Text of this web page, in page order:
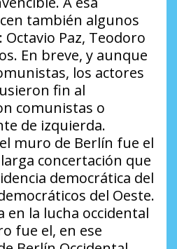
también algunos
Paz, Teodoro
En breve, y aunque
los actores
fin al
comunistas o
de izquierda.
muro de Berlín fue el
concertación que
democrática del
del Oeste.
en la lucha occidental
fue el, en ese